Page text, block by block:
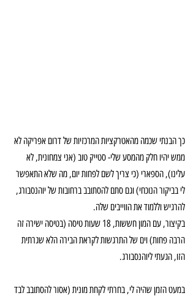
כך הבנתי שכמה מהאטרקציות המרכזיות של דרום אפריקה לא
ממש יהיו חלק מהמסע שלי- סטייק טוב (אני צמחונית, לא
עלינו), הספארי (כי צריך לשם לפחות יום, מה שלא התאפשר
לי בביקור הנוכחי) וגם סתם להסתובב ברחובות של יוהנסבורג,
להרגיש וללמוד את הווייבים שלה.
בקיצור, עם המון חששות, 18 שעות טיסה (בטיסה ישירה זה
הרבה פחות) וים של התרגשות לקראת הבירה הלא שגרתית
הזו, הגעתי ליוהנסבורג.
במעט הזמן שהיה לי, בחרתי לקחת מונית (אסור להסתובב לבד